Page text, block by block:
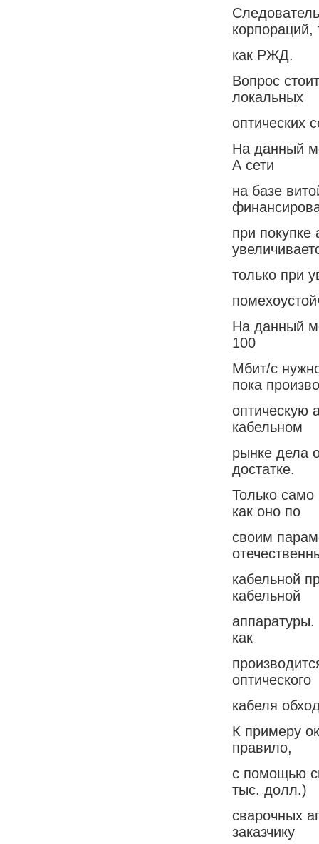
корпораций,
как РЖД.
Вопрос
локальных
оптических
На данный
А сети
на базе
при покупке
только при
На данный
100
Мбит/с
пока
оптическую
кабельном
рынке дела
достатке.
Только само
как оно по
своим
кабельной
кабельной
как
оптического
кабеля
К примеру
правило,
с помощью
тыс. долл.)
сварочных
заказчику